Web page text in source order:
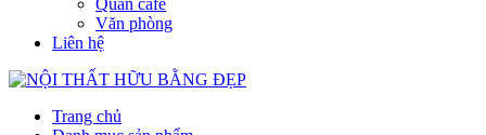
Quán cafe
Văn phòng
Liên hệ
Trang chủ